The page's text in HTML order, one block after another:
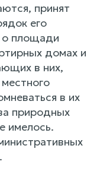
принят
его
о площади
домах и
в них,
в их
природных
имелось.